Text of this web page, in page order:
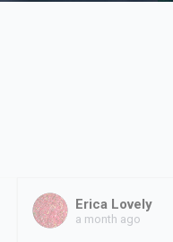
Erica Lovely
a month ago